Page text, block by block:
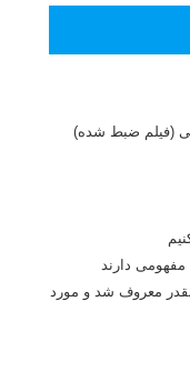
(فیلم ضبط شده)
دارند
معروف شد و مورد